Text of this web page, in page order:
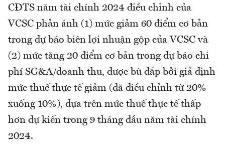
CĐTS năm tài chính 2024 điều chỉnh của
VCSC phản ánh (1) mức giảm 60 điểm cơ bản
trong dự báo biên lợi nhuận gộp của VCSC và
(2) mức tăng 20 điểm cơ bản trong dự báo chi
phí SG&A/doanh thu, được bù đắp bởi giả định
mức thuế thực tế giảm (đã điều chỉnh từ 20%
xuống 10%), dựa trên mức thuế thực tế thấp
hơn dự kiến trong 9 tháng đầu năm tài chính
2024.